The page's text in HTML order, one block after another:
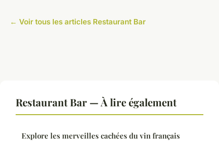
← Voir tous les articles Restaurant Bar
Restaurant Bar — À lire également
Explore les merveilles cachées du vin français